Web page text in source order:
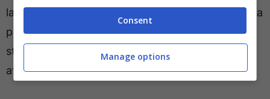
la Lazio, autore di un palo e di diversi tiri vicino alla
porta. I tifosi sperano nella prima vittoria
stagionale in Europa, anche e soprattutto per
avvicinare la zona europea.
Consent
Manage options